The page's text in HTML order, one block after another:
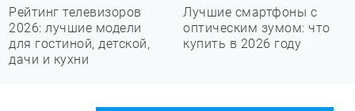
Рейтинг телевизоров
2026: лучшие модели
для гостиной, детской,
дачи и кухни
Лучшие смартфоны с
оптическим зумом: что
купить в 2026 году